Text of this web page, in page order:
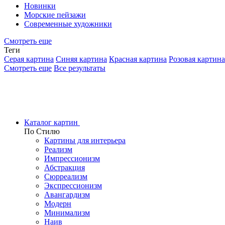
Новинки
Морские пейзажи
Современные художники
Смотреть еще
Теги
Серая картина Синяя картина Красная картина Розовая картина
Смотреть еще Все результаты
Каталог картин
По Стилю
Картины для интерьера
Реализм
Импрессионизм
Абстракция
Сюрреализм
Экспрессионизм
Авангардизм
Модерн
Минимализм
Наив